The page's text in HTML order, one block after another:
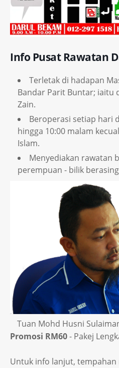
Info Pusat Rawatan
Terletak di hadapan
Bandar Parit Buntar; iaitu
Zain.
Beroperasi setiap hari
hingga 10:00 malam
Islam.
Menyediakan rawatan
perempuan - bilik
Tuan Mohd Husni
Promosi RM60- Pakej
Untuk info lanjut, tempahan